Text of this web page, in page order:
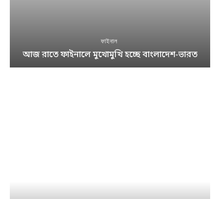
ফাইনাল
আজ রাতে ফাইনালে মুখোমুখি হচ্ছে বাংলাদেশ-ভারত